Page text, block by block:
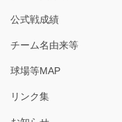
公式戦成績
チーム名由来等
球場等MAP
リンク集